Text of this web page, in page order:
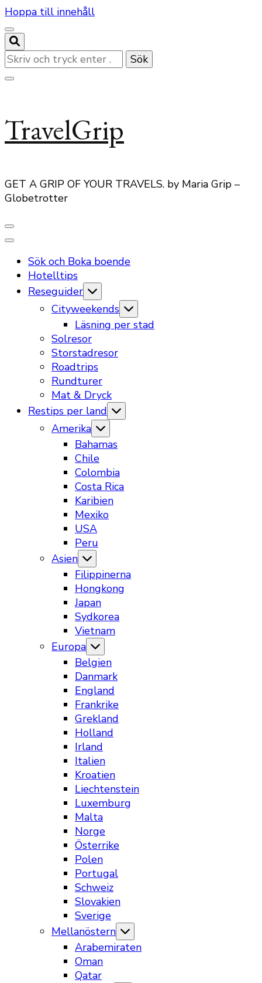
Hoppa till innehåll
Letar
du
efter
TravelGrip
GET A GRIP OF YOUR TRAVELS. by Maria Grip –
Globetrotter
Sök och Boka boende
Hotelltips
Reseguider
Cityweekends
Läsning per stad
Solresor
Storstadresor
Roadtrips
Rundturer
Mat & Dryck
Restips per land
Amerika
Bahamas
Chile
Colombia
Costa Rica
Karibien
Mexiko
USA
Peru
Asien
Filippinerna
Hongkong
Japan
Sydkorea
Vietnam
Europa
Belgien
Danmark
England
Frankrike
Grekland
Holland
Irland
Italien
Kroatien
Liechtenstein
Luxemburg
Malta
Norge
Österrike
Polen
Portugal
Schweiz
Slovakien
Sverige
Mellanöstern
Arabemiraten
Oman
Qatar